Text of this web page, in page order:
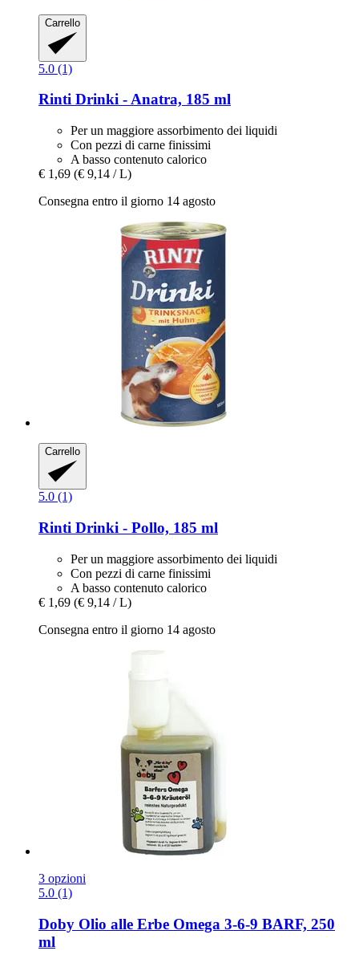
Carrello
5.0 (1)
Rinti Drinki -​ Anatra, 185 ml
Per un maggiore assorbimento dei liquidi
Con pezzi di carne finissimi
A basso contenuto calorico
€ 1,69 (€ 9,14 / L)
Consegna entro il giorno 14 agosto
Carrello
5.0 (1)
Rinti Drinki -​ Pollo, 185 ml
Per un maggiore assorbimento dei liquidi
Con pezzi di carne finissimi
A basso contenuto calorico
€ 1,69 (€ 9,14 / L)
Consegna entro il giorno 14 agosto
3 opzioni
5.0 (1)
Doby Olio alle Erbe Omega 3-​6-​9 BARF, 250
ml